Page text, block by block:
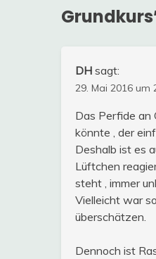
Grundkurs
DH sagt:
29. Mai 2016 um
Das Perfide an
könnte , der
Deshalb ist es
Lüftchen
steht , immer
Vielleicht war
überschätzen.
Dennoch ist